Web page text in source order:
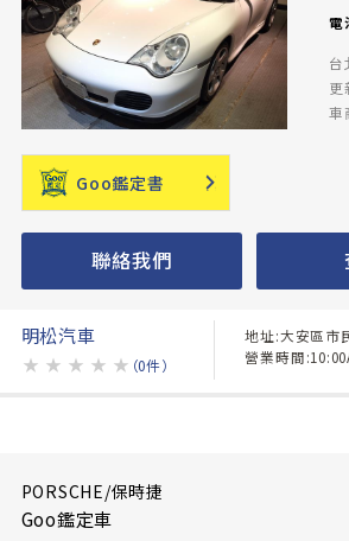
電
台
更
車
Goo鑑定書
聯絡我們
明松汽車
★ ★ ★ ★ ★ （0件）
地址:大安區市
營業時間
PORSCHE/保時捷
Goo鑑定車